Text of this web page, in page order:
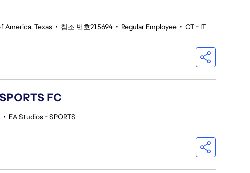
America, Texas • 참조 번호215694 • Regular Employee • CT - IT
FC
• EA Studios - SPORTS